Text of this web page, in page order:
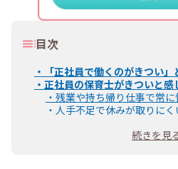
目次
・
「正社員で働くのがきつい
・ 正社員の保育士がきついと感
・ 残業や持ち帰り仕事で常に
・ 人手不足で休みが取りにく
責任が重く精神的な負担が
続きを見